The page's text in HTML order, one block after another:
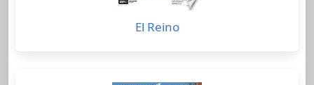
El Reino